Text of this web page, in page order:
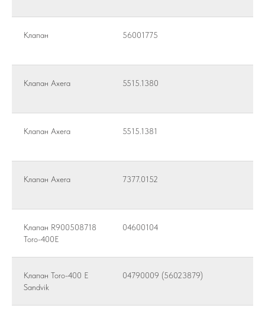
Клапан 56001775
Клапан Axera 5515.1380
Клапан Axera 5515.1381
Клапан Axera 7377.0152
Клапан R900508718
Toro-400E
04600104
Клапан Toro-400 E
Sandvik
04790009 (56023879)